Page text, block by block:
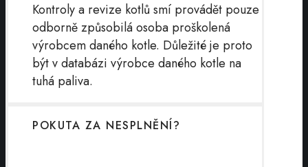
Kontroly a revize kotlů smí provádět pouze
odborně způsobilá osoba proškolená
výrobcem daného kotle. Důležité je proto
být v databázi výrobce daného kotle na
tuhá paliva.
POKUTA ZA NESPLNĚNÍ?